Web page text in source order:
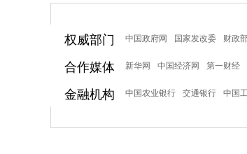
权威部门 中国政府网 国家发改委 财政
合作媒体 新华网 中国经济网 第一财经
金融机构 中国农业银行 交通银行 中国